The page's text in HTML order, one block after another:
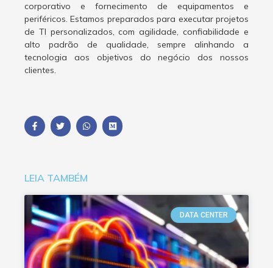
corporativo e fornecimento de equipamentos e
periféricos. Estamos preparados para executar projetos
de TI personalizados, com agilidade, confiabilidade e
alto padrão de qualidade, sempre alinhando a
tecnologia aos objetivos do negócio dos nossos
clientes.
LEIA TAMBÉM
DATA CENTER